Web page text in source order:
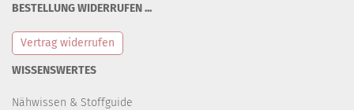
BESTELLUNG WIDERRUFEN ...
Vertrag widerrufen
WISSENSWERTES
Nähwissen & Stoffguide